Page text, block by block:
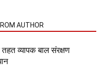
AUTHOR
व्यापक बाल संरक्षण